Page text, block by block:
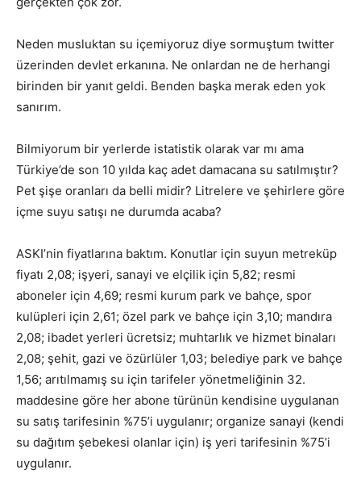
Neden musluktan su içemiyoruz diye sormuştum twitter
üzerinden devlet erkanına. Ne onlardan ne de herhangi
birinden bir yanıt geldi. Benden başka merak eden yok
sanırım.
Bilmiyorum bir yerlerde istatistik olarak var mı ama
Türkiye’de son 10 yılda kaç adet damacana su satılmıştır?
Pet şişe oranları da belli midir? Litrelere ve şehirlere göre
içme suyu satışı ne durumda acaba?
ASKI’nin fiyatlarına baktım. Konutlar için suyun metreküp
fiyatı 2,08; işyeri, sanayi ve elçilik için 5,82; resmi
aboneler için 4,69; resmi kurum park ve bahçe, spor
kulüpleri için 2,61; özel park ve bahçe için 3,10; mandıra
2,08; ibadet yerleri ücretsiz; muhtarlık ve hizmet binaları
2,08; şehit, gazi ve özürlüler 1,03; belediye park ve bahçe
1,56; arıtılmamış su için tarifeler yönetmeliğinin 32.
maddesine göre her abone türünün kendisine uygulanan
su satış tarifesinin %75’i uygulanır; organize sanayi (kendi
su dağıtım şebekesi olanlar için) iş yeri tarifesinin %75’i
uygulanır.